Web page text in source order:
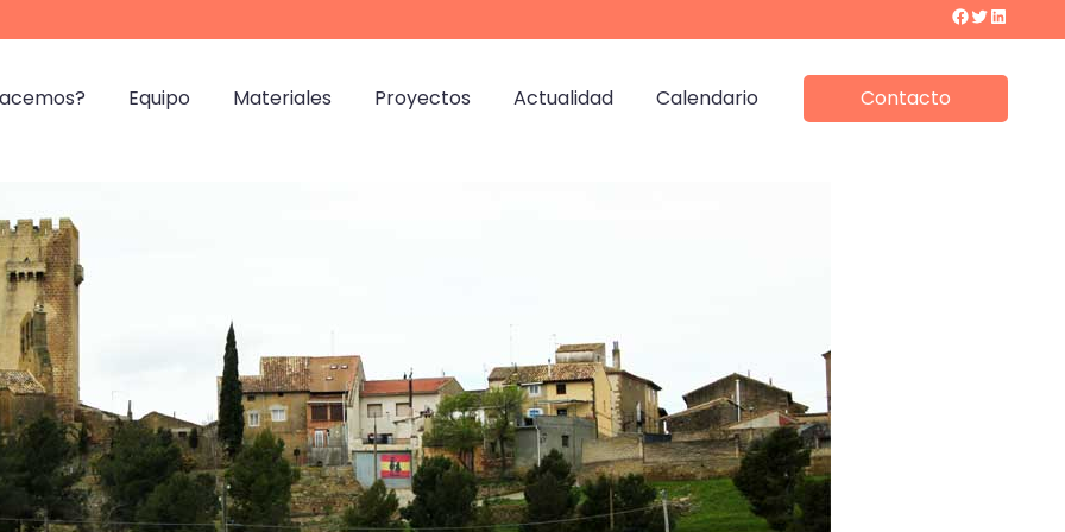
Facebook
Twitter
LinkedIn
Equipo Materiales Proyectos Actualidad Calendario Contacto